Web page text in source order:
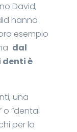
David,
hanno
esempio
dal
denti è
una
“dental
per la